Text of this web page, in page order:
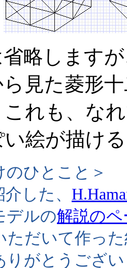
略します
見た菱形
これも、な
い絵が描け
ひとこと＞
した、
デルの解説のペ
ただいて作っ
りがとうござ